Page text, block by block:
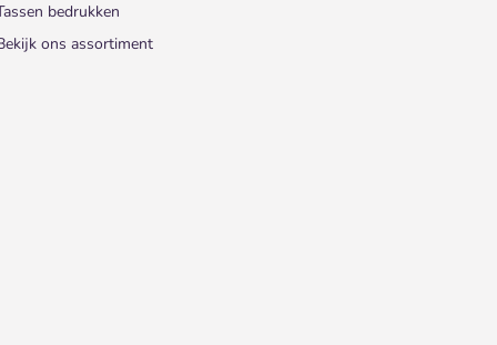
bedrukken
ons assortiment